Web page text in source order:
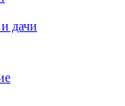
дачи